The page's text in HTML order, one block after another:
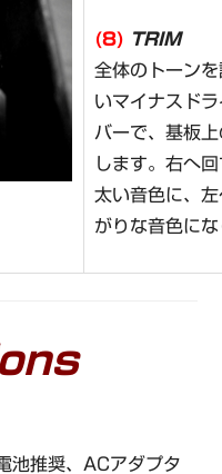
(8) TRIM
全体のトーン
いマイナスド
バーで、基板
します。右へ
太い音色に、
がりな音色に
池推奨、ACアダプタ